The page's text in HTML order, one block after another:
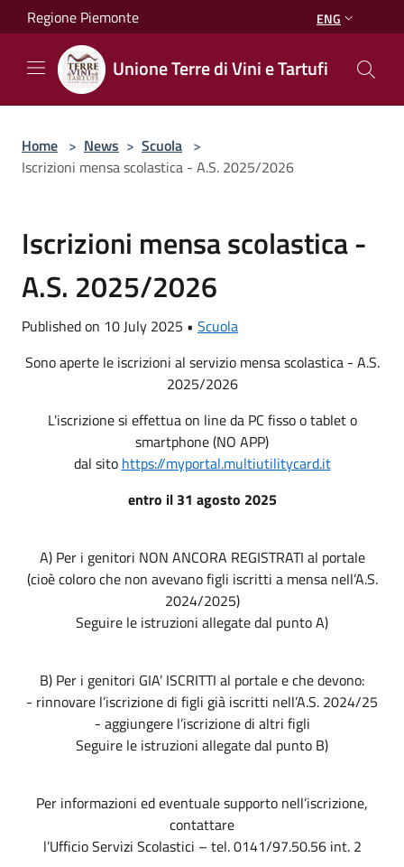
Salta al contenuto principale
Regione Piemonte ENG
Unione Terre di Vini e Tartufi
Home > News > Scuola >
Iscrizioni mensa scolastica - A.S. 2025/2026
Iscrizioni mensa scolastica -
A.S. 2025/2026
Published on 10 July 2025 • Scuola
Sono aperte le iscrizioni al servizio mensa scolastica - A.S.
2025/2026
L'iscrizione si effettua on line da PC fisso o tablet o
smartphone (NO APP)
dal sito https://myportal.multiutilitycard.it
entro il 31 agosto 2025
A) Per i genitori NON ANCORA REGISTRATI al portale
(cioè coloro che non avevano figli iscritti a mensa nell’A.S.
2024/2025)
Seguire le istruzioni allegate dal punto A)
B) Per i genitori GIA’ ISCRITTI al portale e che devono:
- rinnovare l’iscrizione di figli già iscritti nell’A.S. 2024/25
- aggiungere l’iscrizione di altri figli
Seguire le istruzioni allegate dal punto B)
Per informazioni ed eventuale supporto nell’iscrizione,
contattare
l’Ufficio Servizi Scolastici – tel. 0141/97.50.56 int. 2